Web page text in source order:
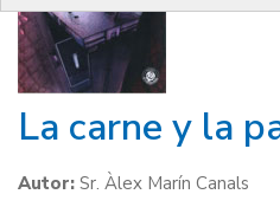
La carne y la
Autor: Sr. Àlex Marín Canals